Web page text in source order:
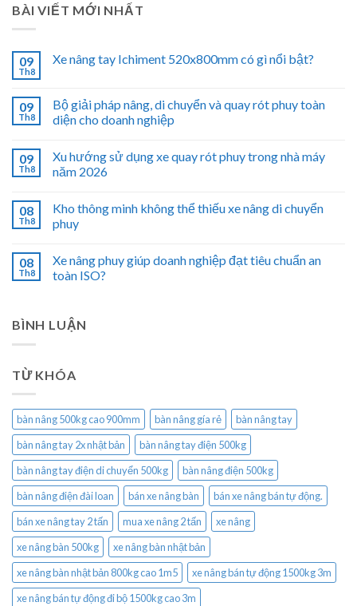
BÀI VIẾT MỚI NHẤT
09
Th8
Xe nâng tay Ichiment 520x800mm có gì nổi bật?
09
Th8
Bộ giải pháp nâng, di chuyển và quay rót phuy toàn
diện cho doanh nghiệp
09
Th8
Xu hướng sử dụng xe quay rót phuy trong nhà máy
năm 2026
08
Th8
Kho thông minh không thể thiếu xe nâng di chuyển
phuy
08
Th8
Xe nâng phuy giúp doanh nghiệp đạt tiêu chuẩn an
toàn ISO?
BÌNH LUẬN
TỪ KHÓA
bàn nâng 500kg cao 900mm bàn nâng gía rẻ
bàn nâng tay
bàn nâng tay 2x nhật bản
bàn nâng tay điện 500kg
bàn nâng tay điện di chuyển 500kg
bàn nâng điện 500kg
bàn nâng điện đài loan
bán xe nâng bàn
bán xe nâng bán tự động.
bán xe nâng tay 2 tấn
mua xe nâng 2 tấn
xe nâng
xe nâng bàn 500kg
xe nâng bàn nhật bản
xe nâng bàn nhật bản 800kg cao 1m5
xe nâng bán tự động 1500kg 3m
xe nâng bán tự động đi bộ 1500kg cao 3m